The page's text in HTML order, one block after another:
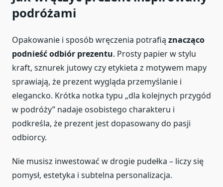
podróżami
Opakowanie i sposób wręczenia potrafią znacząco
podnieść odbiór prezentu. Prosty papier w stylu
kraft, sznurek jutowy czy etykieta z motywem mapy
sprawiają, że prezent wygląda przemyślanie i
elegancko. Krótka notka typu „dla kolejnych przygód
w podróży” nadaje osobistego charakteru i
podkreśla, że prezent jest dopasowany do pasji
odbiorcy.
Nie musisz inwestować w drogie pudełka – liczy się
pomysł, estetyka i subtelna personalizacja.